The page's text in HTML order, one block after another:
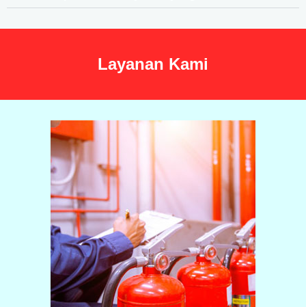
Layanan Kami